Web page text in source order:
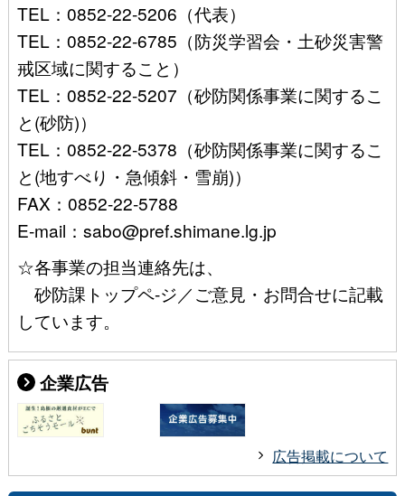
TEL：0852-22-5206（代表）
TEL：0852-22-6785（防災学習会・土砂災害警
戒区域に関すること）
TEL：0852-22-5207（砂防関係事業に関するこ
と(砂防)）
TEL：0852-22-5378（砂防関係事業に関するこ
と(地すべり・急傾斜・雪崩)）
FAX：0852-22-5788
E-mail：sabo@pref.shimane.lg.jp
☆各事業の担当連絡先は、
砂防課トップペ-ジ／ご意見・お問合せに記載
しています。
企業広告
広告掲載について